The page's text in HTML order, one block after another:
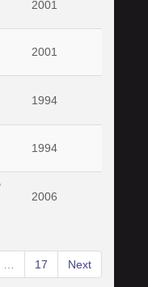
2001
2001
1994
1994
2006
17 Next